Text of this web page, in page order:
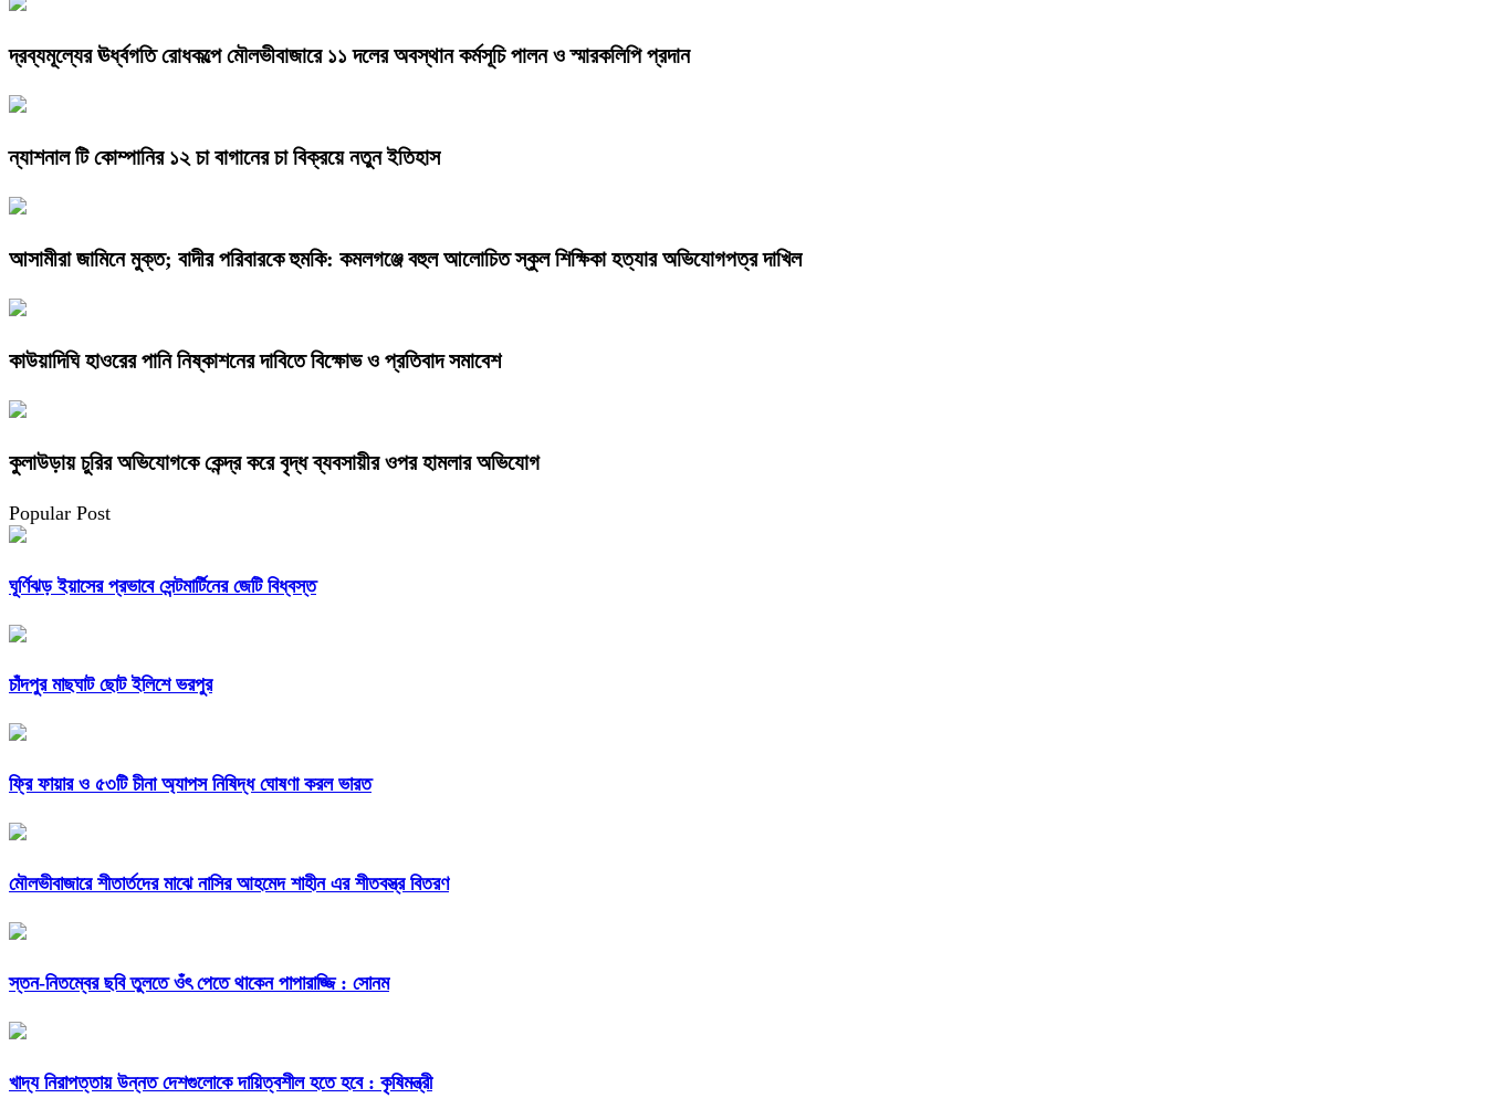
দ্রব্যমূল্যের ঊর্ধ্বগতি রোধকল্পে মৌলভীবাজারে ১১ দলের অবস্থান কর্মসূচি পালন ও স্মারকলিপি প্রদান
ন্যাশনাল টি কোম্পানির ১২ চা বাগানের চা বিক্রয়ে নতুন ইতিহাস
আসামীরা জামিনে মুক্ত; বাদীর পরিবারকে হুমকি: কমলগঞ্জে বহুল আলোচিত স্কুল শিক্ষিকা হত্যার অভিযোগপত্র দাখিল
কাউয়াদিঘি হাওরের পানি নিষ্কাশনের দাবিতে বিক্ষোভ ও প্রতিবাদ সমাবেশ
কুলাউড়ায় চুরির অভিযোগকে কেন্দ্র করে বৃদ্ধ ব্যবসায়ীর ওপর হামলার অভিযোগ
Popular Post
ঘূর্ণিঝড় ইয়াসের প্রভাবে সেন্টমার্টিনের জেটি বিধ্বস্ত
চাঁদপুর মাছঘাট ছোট ইলিশে ভরপুর
ফ্রি ফায়ার ও ৫৩টি চীনা অ্যাপস নিষিদ্ধ ঘোষণা করল ভারত
মৌলভীবাজারে শীতার্তদের মাঝে নাসির আহমেদ শাহীন এর শীতবস্ত্র বিতরণ
স্তন-নিতম্বের ছবি তুলতে ওঁৎ পেতে থাকেন পাপারাজ্জি : সোনম
খাদ্য নিরাপত্তায় উন্নত দেশগুলোকে দায়িত্বশীল হতে হবে : কৃষিমন্ত্রী